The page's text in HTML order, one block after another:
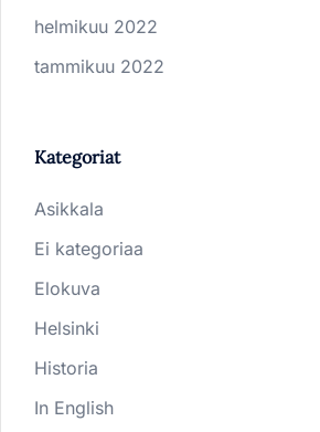
helmikuu 2022
tammikuu 2022
Kategoriat
Asikkala
Ei kategoriaa
Elokuva
Helsinki
Historia
In English